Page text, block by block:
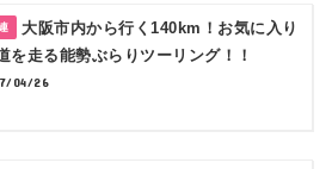
大阪市内から行く140km！お気に入り
を走る能勢ぶらりツーリング！！
04/26